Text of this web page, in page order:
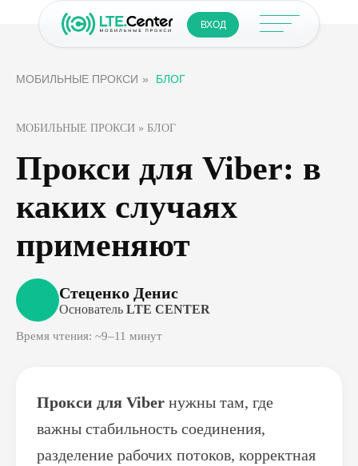
ВХОД
МОБИЛЬНЫЕ ПРОКСИ » БЛОГ
МОБИЛЬНЫЕ ПРОКСИ » БЛОГ
Прокси для Viber: в
каких случаях
применяют
Стеценко Денис
Основатель LTE CENTER
Время чтения: ~9–11 минут
Прокси для Viber нужны там, где
важны стабильность соединения,
разделение рабочих потоков, корректная